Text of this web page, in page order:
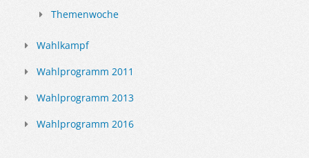
Themenwoche
Wahlkampf
Wahlprogramm 2011
Wahlprogramm 2013
Wahlprogramm 2016